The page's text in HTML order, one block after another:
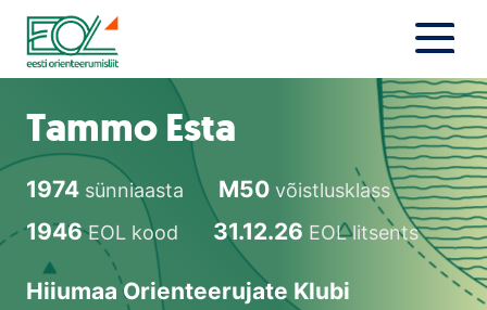
Liigu
sisu
juurde
Estonian Orienteering Federation
Alustajale
Orienteerujale
Eesti Orienteerumine 100!
Tammo Esta
1974 sünniaasta M50 võistlusklass
1946EOL kood 31.12.26 EOL litsents
Hiiumaa Orienteerujate Klubi